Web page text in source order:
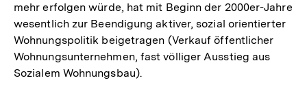
mehr erfolgen würde, hat mit Beginn der 2000er-Jahre
wesentlich zur Beendigung aktiver, sozial orientierter
Wohnungspolitik beigetragen (Verkauf öffentlicher
Wohnungsunternehmen, fast völliger Ausstieg aus
Sozialem Wohnungsbau).